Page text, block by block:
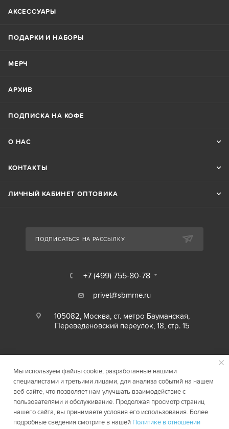
АКСЕССУАРЫ
ПОДАРКИ И НАБОРЫ
МЕРЧ
АРХИВ
ПОДПИСКА НА КОФЕ
О НАС
КОНТАКТЫ
ЛИЧНЫЙ КАБИНЕТ ОПТОВИКА
ПОДПИСАТЬСЯ НА РАССЫЛКУ
+7 (499) 755-80-78
privet@sbmrne.ru
105082, Москва, ст. метро Бауманская,
Переведеновский переулок, 18, стр. 15
2026 © SBMRNE.RU Карта сайта
Мы используем файлы cookie, разработанные нашими
специалистами и третьими лицами, для анализа событий на нашем
веб-сайте, что позволяет нам улучшать взаимодействие с
пользователями и обслуживание. Продолжая просмотр страниц
нашего сайта, вы принимаете условия его использования. Более
подробные сведения смотрите в нашей Политике в отношении